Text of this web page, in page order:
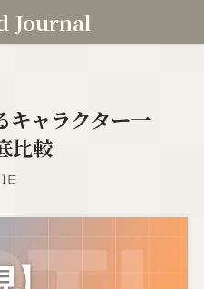
Journal
キャラクター一
比較
日